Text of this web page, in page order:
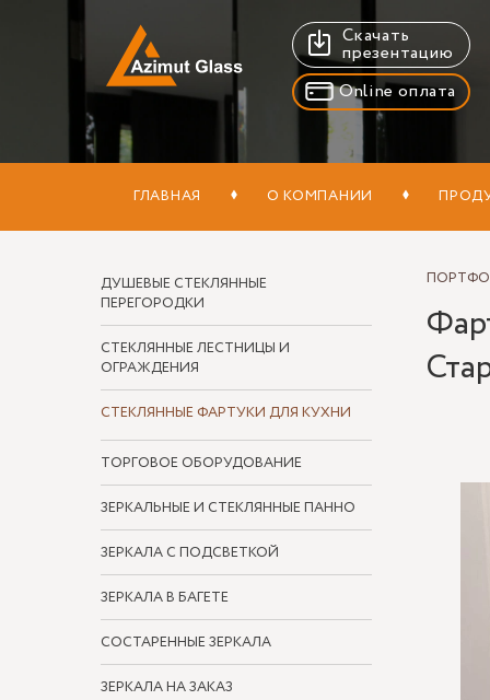
Скачать
презентацию
Online оплата
ГЛАВНАЯ О КОМПАНИИ
ДУШЕВЫЕ СТЕКЛЯННЫЕ
ПЕРЕГОРОДКИ
СТЕКЛЯННЫЕ ЛЕСТНИЦЫ И
ОГРАЖДЕНИЯ
СТЕКЛЯННЫЕ ФАРТУКИ ДЛЯ КУХНИ
ТОРГОВОЕ ОБОРУДОВАНИЕ
ЗЕРКАЛЬНЫЕ И СТЕКЛЯННЫЕ ПАННО
ЗЕРКАЛА С ПОДСВЕТКОЙ
ЗЕРКАЛА В БАГЕТЕ
СОСТАРЕННЫЕ ЗЕРКАЛА
ЗЕРКАЛА НА ЗАКАЗ